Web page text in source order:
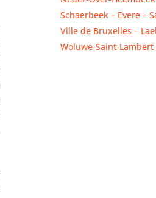
Schaerbeek – Evere –
Ville de Bruxelles –
Woluwe-Saint-